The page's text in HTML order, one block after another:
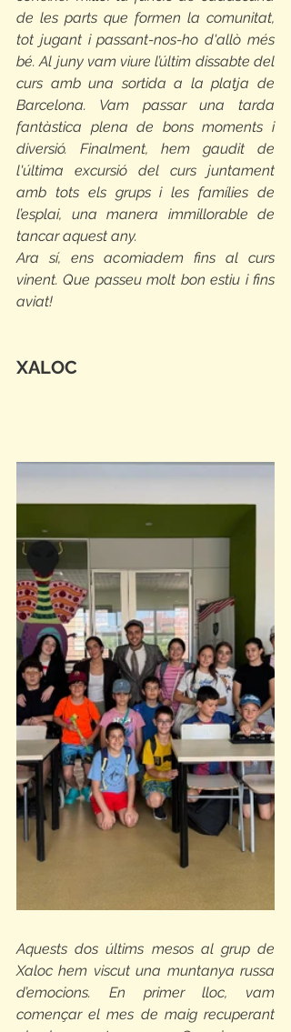
de les parts que formen la comunitat,
tot jugant i passant-nos-ho d'allò més
bé. Al juny vam viure l’últim dissabte del
curs amb una sortida a la platja de
Barcelona. Vam passar una tarda
fantàstica plena de bons moments i
diversió. Finalment, hem gaudit de
l'última excursió del curs juntament
amb tots els grups i les famílies de
l’esplai, una manera immillorable de
tancar aquest any.
Ara sí, ens acomiadem fins al curs
vinent. Que passeu molt bon estiu i fins
aviat!
XALOC
Aquests dos últims mesos al grup de
Xaloc hem viscut una muntanya russa
d’emocions. En primer lloc, vam
començar el mes de maig recuperant